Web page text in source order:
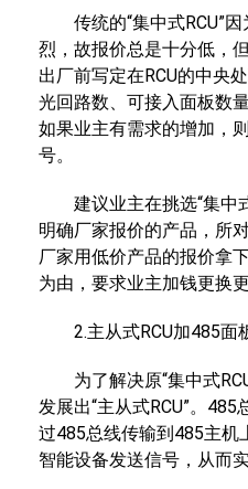
传统的“集中式RCU”因
烈，故报价总是十分低，
出厂前写定在RCU的中央
光回路数、可接入面板数
如果业主有需求的增加，
号。
建议业主在挑选“集中
明确厂家报价的产品，所
厂家用低价产品的报价拿
为由，要求业主加钱更换
2.主从式RCU加485面
为了解决原“集中式
发展出“主从式RCU”。
过485总线传输到485主机
智能设备发送信号，从而